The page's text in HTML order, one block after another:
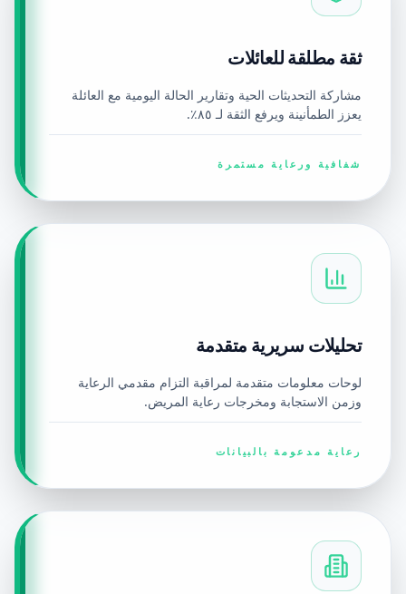
ثقة مطلقة للعائلات
مشاركة التحديثات الحية وتقارير الحالة اليومية مع العائلة
يعزز الطمأنينة ويرفع الثقة لـ ٨٥٪.
شفافية ورعاية مستمرة
تحليلات سريرية متقدمة
لوحات معلومات متقدمة لمراقبة التزام مقدمي الرعاية
وزمن الاستجابة ومخرجات رعاية المريض.
رعاية مدعومة بالبيانات